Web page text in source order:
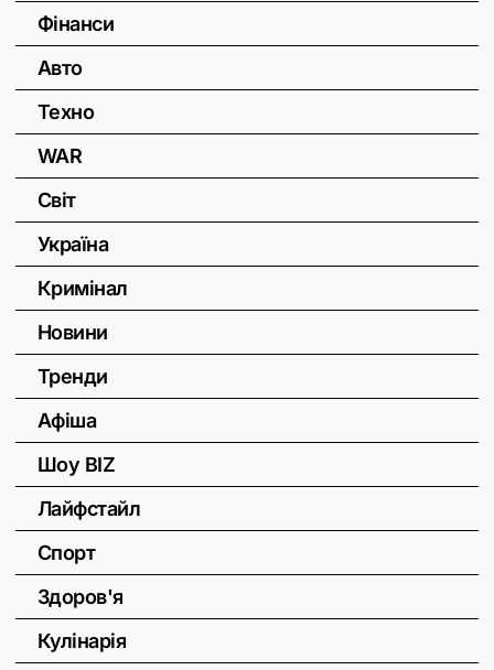
Фінанси
Авто
Техно
WAR
Світ
Україна
Кримінал
Новини
Тренди
Афіша
Шоу BIZ
Лайфстайл
Спорт
Здоров'я
Кулінарія